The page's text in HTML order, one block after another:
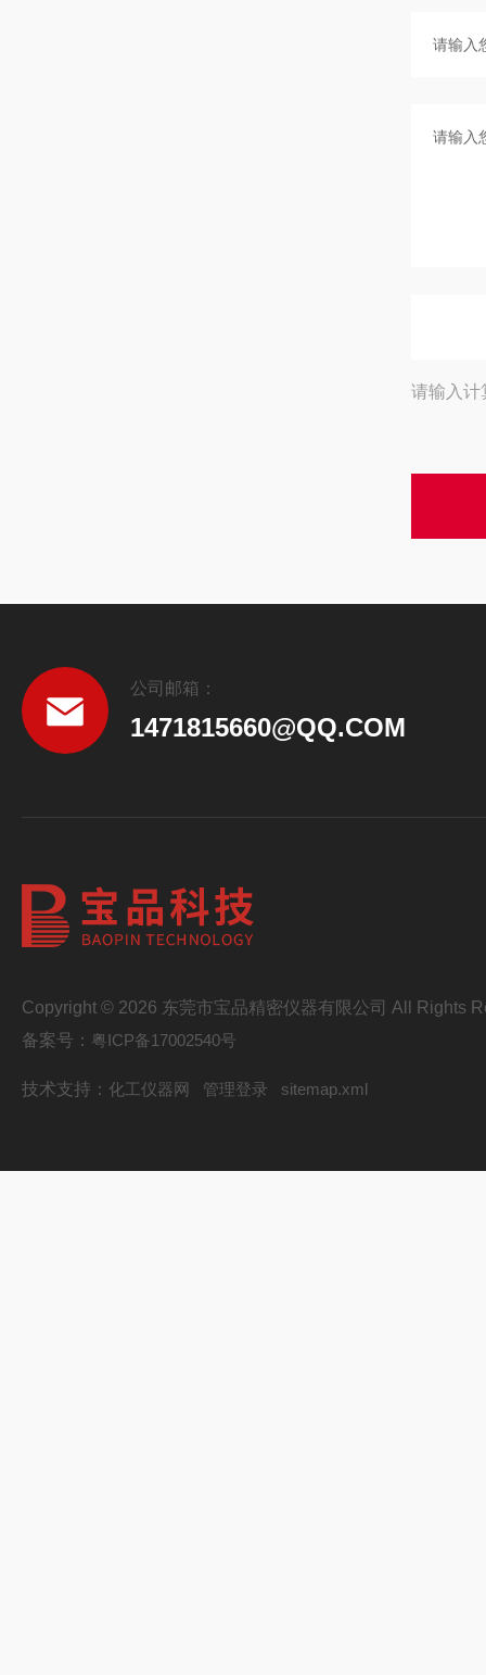
请输入计
公司邮箱：
1471815660@QQ.COM
Copyright © 2026 东莞市宝品精密仪器有限公司 All Rights
备案号： 粤ICP备17002540号
技术支持： 化工仪器网 管理登录 sitemap.xml